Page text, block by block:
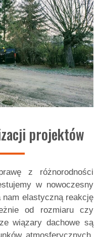
projektów
z różnorodności
w nowoczesny
nam elastyczną reakcję
od rozmiaru czy
wiązary dachowe są